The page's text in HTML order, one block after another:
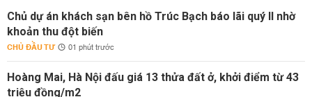
Chủ dự án khách sạn bên hồ Trúc Bạch báo lãi quý II nhờ
khoản thu đột biến
CHỦ ĐẦU TƯ 01 phút trước
Hoàng Mai, Hà Nội đấu giá 13 thửa đất ở, khởi điểm từ 43
triệu đồng/m2